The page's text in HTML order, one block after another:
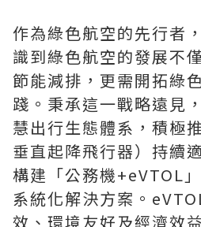
作為綠色航空的先行者
識到綠色航空的發展不
節能減排，更需開拓綠
踐。秉承這一戰略遠見
慧出行生態體系，積極
垂直起降飛行器）持續
構建「公務機+eVTOL
系統化解決方案。
效、環境友好及經濟效